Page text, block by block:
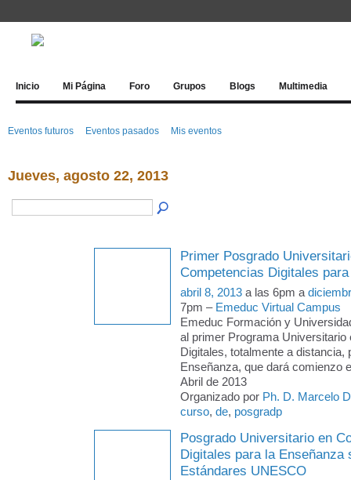
Inicio Mi Página Foro Grupos Blogs Multimedia
Eventos futuros Eventos pasados Mis eventos
Jueves, agosto 22, 2013
Primer Posgrado
Competencias Digitales
abril 8, 2013 a las 6pm a
7pm – Emeduc Virtual Campus
Emeduc Formación y
al primer Programa Universitario
Digitales, totalmente a distancia,
Enseñanza, que dará comienzo
Abril de 2013
Organizado por Ph. D. Marcelo
curso, de, posgradp
Posgrado Universitario en
Digitales para la Enseñanza
Estándares UNESCO